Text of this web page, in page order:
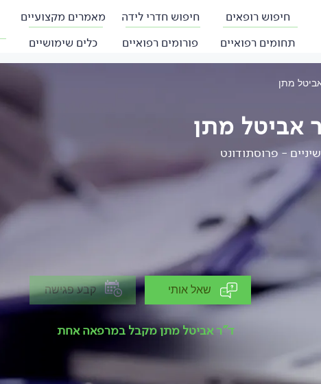
חיפוש רופאים חיפוש חדרי לידה מאמרים מקצועיים
תחומים רפואיים
פורומים רפואיים כלים שימושיים
מתן
אביטל מתן
- פרוסתודונט
שאל אותי קבע פגישה
ד"ר אביטל מתן מקבל במרפאה אחת